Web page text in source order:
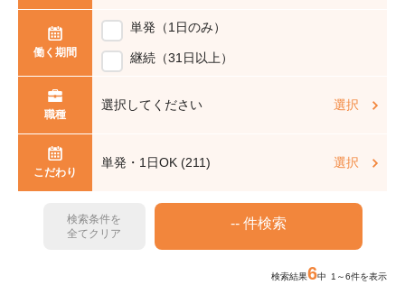
働く期間
単発（1日のみ）
継続（31日以上）
職種
選択してください 選択
こだわり
単発・1日OK (211) 選択
検索条件を
全てクリア
検索結果6中 1～6件を表示